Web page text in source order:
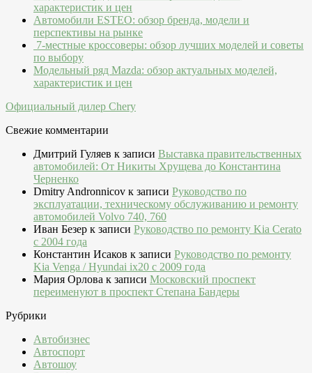
характеристик и цен
Автомобили ESTEO: обзор бренда, модели и
перспективы на рынке
7-местные кроссоверы: обзор лучших моделей и советы
по выбору
Модельный ряд Mazda: обзор актуальных моделей,
характеристик и цен
Официальный дилер Chery
Свежие комментарии
Дмитрий Гуляев к записи Выставка правительственных
автомобилей: От Никиты Хрущева до Константина
Черненко
Dmitry Andronnicov к записи Руководство по
эксплуатации, техническому обслуживанию и ремонту
автомобилей Volvo 740, 760
Иван Безер к записи Руководство по ремонту Kia Cerato
c 2004 года
Константин Исаков к записи Руководство по ремонту
Kia Venga / Hyundai ix20 c 2009 года
Мария Орлова к записи Московский проспект
переименуют в проспект Степана Бандеры
Рубрики
Автобизнес
Автоспорт
Автошоу